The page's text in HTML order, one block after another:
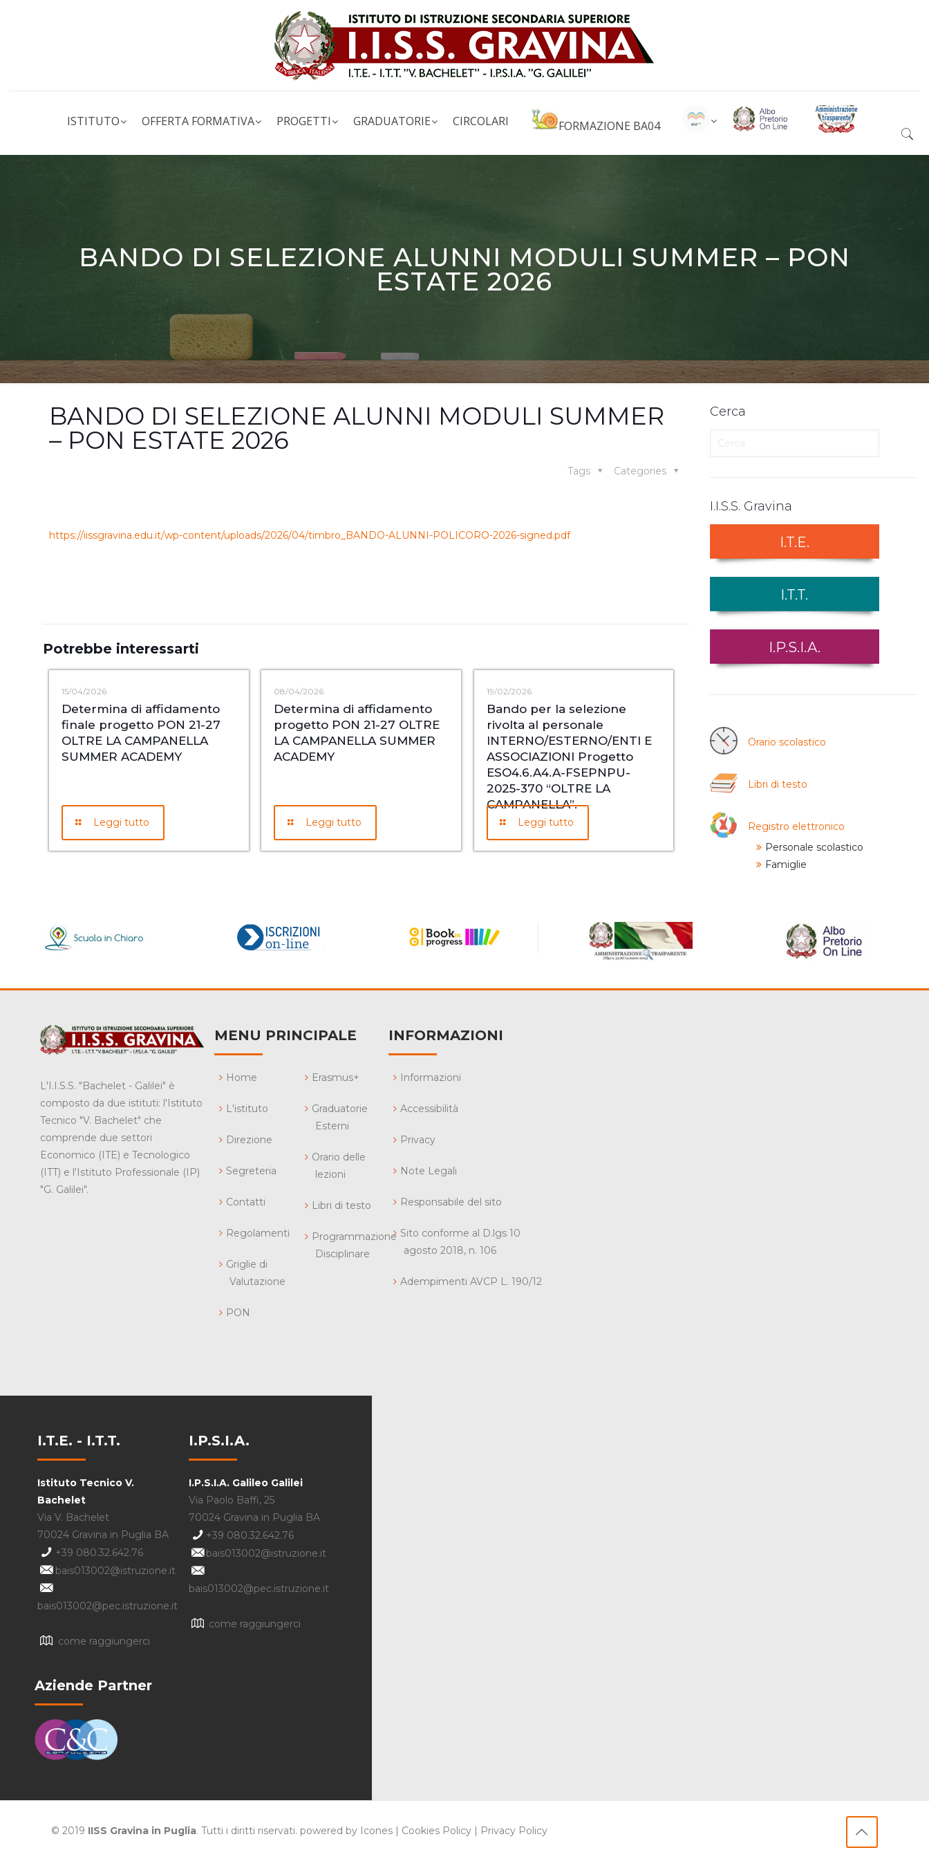
ISTITUTO OFFERTA FORMATIVA PROGETTI GRADUATORIE CIRCOLARI FORMAZIONE BA04
BANDO DI SELEZIONE ALUNNI MODULI SUMMER – PON
ESTATE 2026
BANDO DI SELEZIONE ALUNNI MODULI SUMMER
– PON ESTATE 2026
Categories
Tags
https://iissgravina.edu.it/wp-content/uploads/2026/04/timbro_BANDO-ALUNNI-POLICORO-2026-signed.pdf
Potrebbe interessarti
15/04/2026
Determina di affidamento
finale progetto PON 21-27
OLTRE LA CAMPANELLA
SUMMER ACADEMY
Leggi tutto
08/04/2026
Determina di affidamento
progetto PON 21-27 OLTRE
LA CAMPANELLA SUMMER
ACADEMY
Leggi tutto
19/02/2026
Bando per la selezione
rivolta al personale
INTERNO/ESTERNO/ENTI E
ASSOCIAZIONI Progetto
ESO4.6.A4.A-FSEPNPU-
2025-370 “OLTRE LA
CAMPANELLA”.
Leggi tutto
Cerca
I.I.S.S. Gravina
I.T.E.
I.T.T.
I.P.S.I.A.
Orario scolastico
Libri di testo
Registro elettronico
Personale scolastico
Famiglie
L'I.I.S.S. "Bachelet - Galilei" è
composto da due istituti: l'Istituto
Tecnico "V. Bachelet" che
comprende due settori
Economico (ITE) e Tecnologico
(ITT) e l'Istituto Professionale (IP)
"G. Galilei".
MENU PRINCIPALE
Home
L'istituto
Direzione
Segreteria
Contatti
Regolamenti
Griglie di
Valutazione
PON
Erasmus+
Graduatorie
Esterni
Orario delle
lezioni
Libri di testo
Programmazione
Disciplinare
INFORMAZIONI
Informazioni
Accessibilità
Privacy
Note Legali
Responsabile del sito
Sito conforme al D.lgs 10
agosto 2018, n. 106
Adempimenti AVCP L. 190/12
I.T.E. - I.T.T.
Istituto Tecnico V.
Bachelet
Via V. Bachelet
70024 Gravina in Puglia BA
+39 080.32.642.76
bais013002@istruzione.it
bais013002@pec.istruzione.it
come raggiungerci
I.P.S.I.A.
I.P.S.I.A. Galileo Galilei
Via Paolo Baffi, 25
70024 Gravina in Puglia BA
+39 080.32.642.76
bais013002@istruzione.it
bais013002@pec.istruzione.it
come raggiungerci
Aziende Partner
© 2019 IISS Gravina in Puglia. Tutti i diritti riservati. powered by Icones | Cookies Policy | Privacy Policy